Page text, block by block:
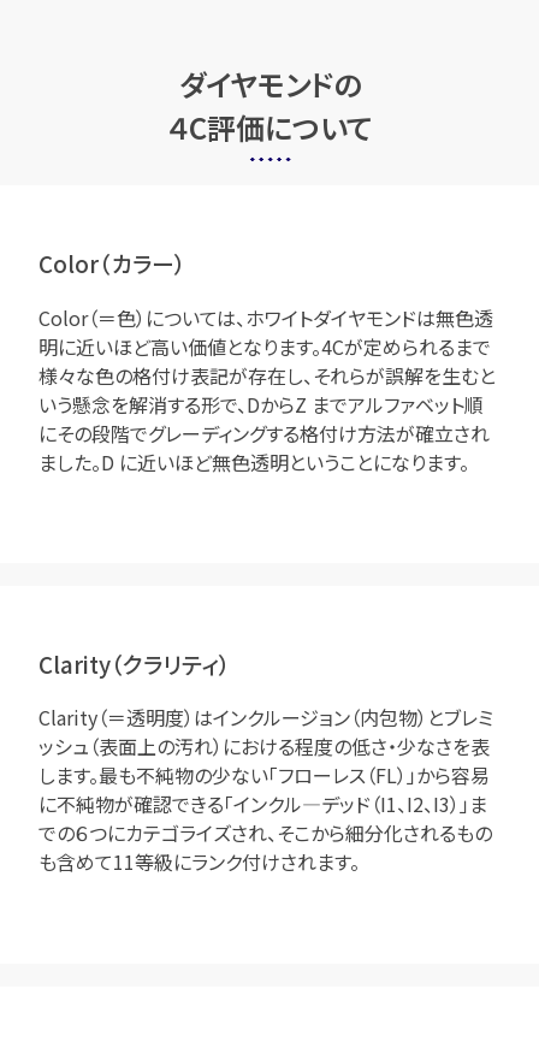
ダイヤモンドの
４C評価について
Color（カラー）
Color（＝色）については、ホワイトダイヤモンドは無色透
明に近いほど高い価値となります。4Cが定められるまで
様々な色の格付け表記が存在し、それらが誤解を生むと
いう懸念を解消する形で、DからZ までアルファベット順
にその段階でグレーディングする格付け方法が確立され
ました。D に近いほど無色透明ということになります。
Clarity（クラリティ）
Clarity（＝透明度）はインクルージョン（内包物）とブレミ
ッシュ（表面上の汚れ）における程度の低さ・少なさを表
します。最も不純物の少ない「フローレス（FL）」から容易
に不純物が確認できる「インクル―デッド（I1、I2、I3）」ま
での６つにカテゴライズされ、そこから細分化されるもの
も含めて11等級にランク付けされます。